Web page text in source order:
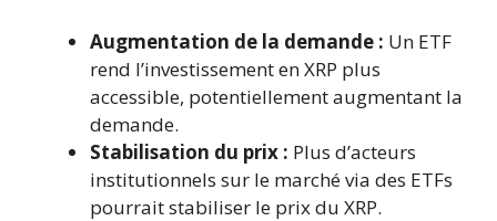
Augmentation de la demande : Un ETF
rend l’investissement en XRP plus
accessible, potentiellement augmentant la
demande.
Stabilisation du prix : Plus d’acteurs
institutionnels sur le marché via des ETFs
pourrait stabiliser le prix du XRP.